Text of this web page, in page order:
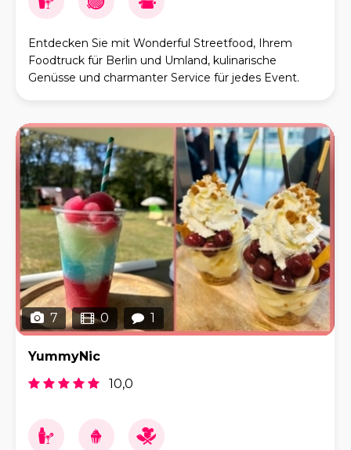
Entdecken Sie mit Wonderful Streetfood, Ihrem
Foodtruck für Berlin und Umland, kulinarische
Genüsse und charmanter Service für jedes Event.
7 0 1
YummyNic
10,0